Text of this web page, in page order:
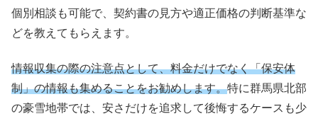
個別相談も可能で、契約書の見方や適正価格の判断基準な
どを教えてもらえます。
情報収集の際の注意点として、料金だけでなく「保安体
制」の情報も集めることをお勧めします。特に群馬県北部
の豪雪地帯では、安さだけを追求して後悔するケースも少